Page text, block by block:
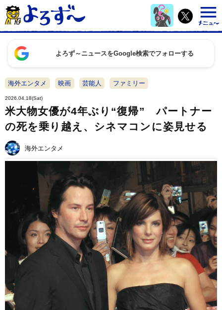
よろず～ニュースをGoogle検索でフォローする
海外エンタメ 映画 芸能人 ファミリー
2026.04.18(Sat)
米大物女優が4年ぶり“復帰” パートナー
の死を乗り越え、シネマコンに姿見せる
海外エンタメ